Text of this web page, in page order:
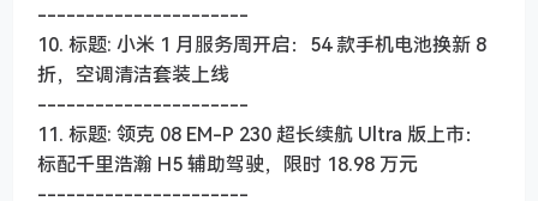
----------------------
10. 标题: 小米 1 月服务周开启：54 款手机电池换新 8
折，空调清洁套装上线
----------------------
11. 标题: 领克 08 EM-P 230 超长续航 Ultra 版上市：
标配千里浩瀚 H5 辅助驾驶，限时 18.98 万元
----------------------